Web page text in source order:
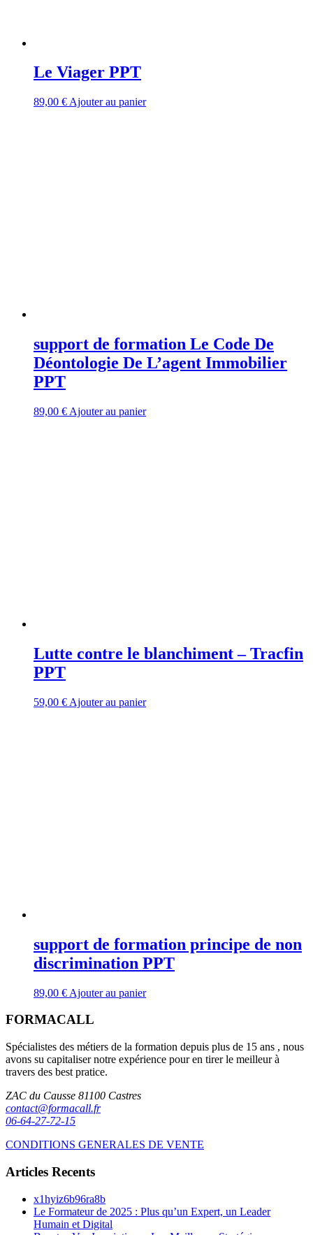
Le Viager PPT
89,00 € Ajouter au panier
support de formation Le Code De
Déontologie De L’agent Immobilier
PPT
89,00 € Ajouter au panier
Lutte contre le blanchiment – Tracfin
PPT
59,00 € Ajouter au panier
support de formation principe de non
discrimination PPT
89,00 € Ajouter au panier
FORMACALL
Spécialistes des métiers de la formation depuis plus de 15 ans , nous
avons su capitaliser notre expérience pour en tirer le meilleur à
travers des best pratice.
ZAC du Causse 81100 Castres
contact@formacall.fr
06-64-27-72-15
CONDITIONS GENERALES DE VENTE
Articles Recents
x1hyiz6b96ra8b
Le Formateur de 2025 : Plus qu’un Expert, un Leader
Humain et Digital